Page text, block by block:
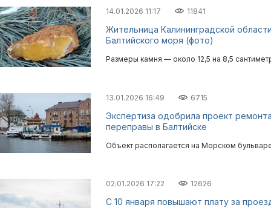
14.01.2026 11:17 11841
Жительница Калининградской
Балтийского моря (фото)
Размеры камня — около 12,5 на 8,5
13.01.2026 16:49 6715
Экспертиза одобрила проект
переправы в Балтийске
Объект располагается на Морском
02.01.2026 17:22 12626
С 10 января повышают плату за